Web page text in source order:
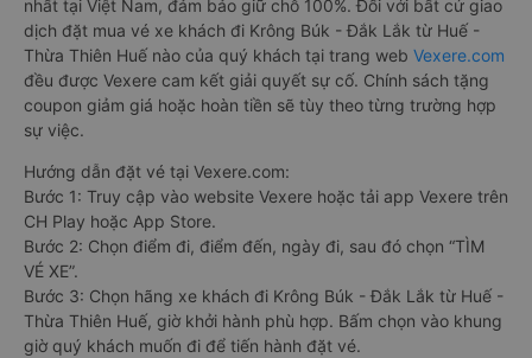
nhất tại Việt Nam, đảm bảo giữ chỗ 100%. Đối với bất cứ giao
dịch đặt mua vé xe khách đi Krông Búk - Đắk Lắk từ Huế -
Thừa Thiên Huế nào của quý khách tại trang web Vexere.com
đều được Vexere cam kết giải quyết sự cố. Chính sách tặng
coupon giảm giá hoặc hoàn tiền sẽ tùy theo từng trường hợp
sự việc.
Hướng dẫn đặt vé tại Vexere.com:
Bước 1: Truy cập vào website Vexere hoặc tải app Vexere trên
CH Play hoặc App Store.
Bước 2: Chọn điểm đi, điểm đến, ngày đi, sau đó chọn “TÌM
VÉ XE”.
Bước 3: Chọn hãng xe khách đi Krông Búk - Đắk Lắk từ Huế -
Thừa Thiên Huế, giờ khởi hành phù hợp. Bấm chọn vào khung
giờ quý khách muốn đi để tiến hành đặt vé.